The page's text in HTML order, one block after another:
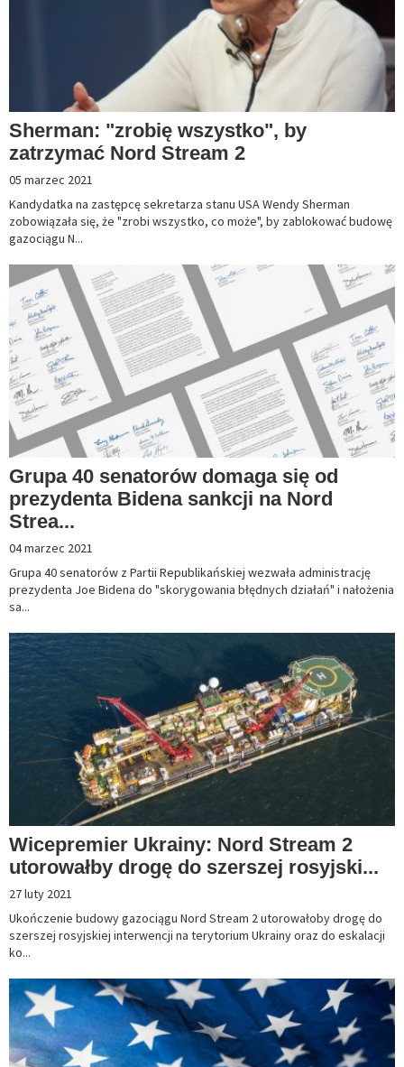
Sherman: "zrobię wszystko", by
zatrzymać Nord Stream 2
05 marzec 2021
Kandydatka na zastępcę sekretarza stanu USA Wendy Sherman
zobowiązała się, że "zrobi wszystko, co może", by zablokować budowę
gazociągu N...
Grupa 40 senatorów domaga się od
prezydenta Bidena sankcji na Nord
Strea...
04 marzec 2021
Grupa 40 senatorów z Partii Republikańskiej wezwała administrację
prezydenta Joe Bidena do "skorygowania błędnych działań" i nałożenia
sa...
Wicepremier Ukrainy: Nord Stream 2
utorowałby drogę do szerszej rosyjski...
27 luty 2021
Ukończenie budowy gazociągu Nord Stream 2 utorowałoby drogę do
szerszej rosyjskiej interwencji na terytorium Ukrainy oraz do eskalacji
ko...